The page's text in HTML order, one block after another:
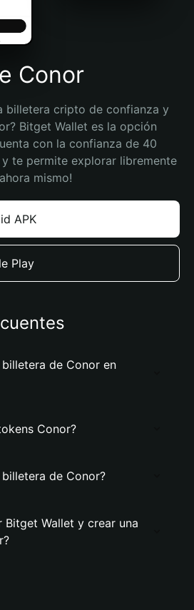
Conor
billetera cripto de confianza y
Bitget Wallet es la opción
con la confianza de 40
te permite explorar libremente
mismo!
APK
Play
de Conor en
Conor?
de Conor?
Bitget Wallet y crear una